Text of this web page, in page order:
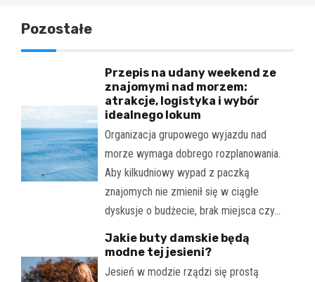
Pozostałe
Przepis na udany weekend ze
znajomymi nad morzem:
atrakcje, logistyka i wybór
idealnego lokum
Organizacja grupowego wyjazdu nad
morze wymaga dobrego rozplanowania.
Aby kilkudniowy wypad z paczką
znajomych nie zmienił się w ciągłe
dyskusje o budżecie, brak miejsca czy…
Jakie buty damskie będą
modne tej jesieni?
Jesień w modzie rządzi się prostą